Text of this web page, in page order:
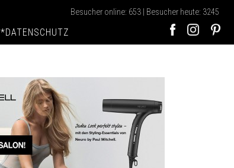
Besucher online: 653 | Besucher heute: 3245
*DATENSCHUTZ